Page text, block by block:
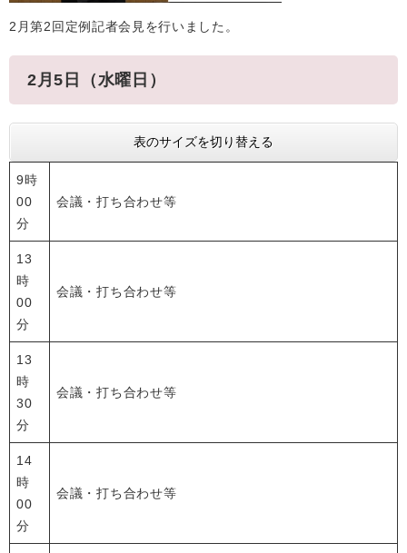
2月第2回定例記者会見を行いました。
2月5日（水曜日）
表のサイズを切り替える
9時
00
分
会議・打ち合わせ等
13
時
00
分
会議・打ち合わせ等
13
時
30
分
会議・打ち合わせ等
14
時
00
分
会議・打ち合わせ等